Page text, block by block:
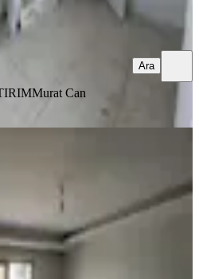
Murat Can
Ara
Mahallesi
·1. Kat·05.08.2026